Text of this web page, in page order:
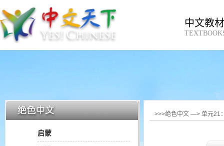
中文教
启蒙
>>>绝色中文 —> 单元21